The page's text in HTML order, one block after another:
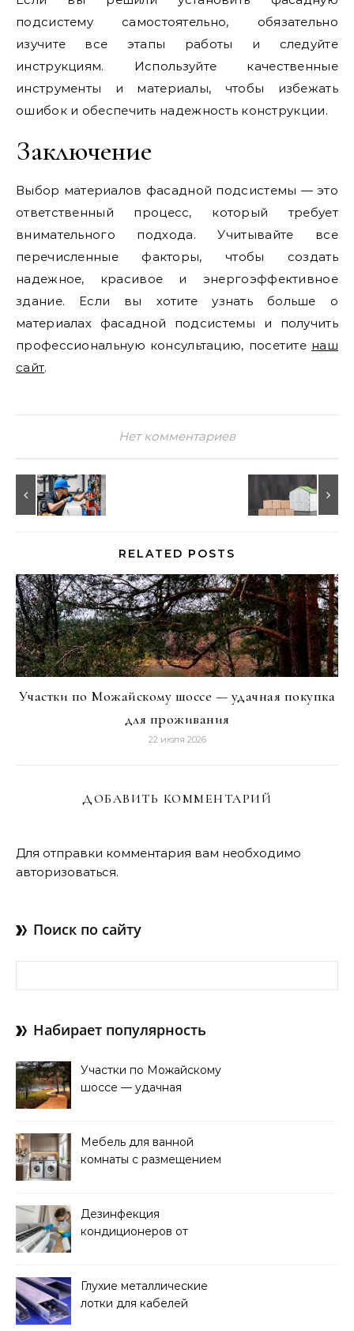
подсистему самостоятельно, обязательно
изучите все этапы работы и следуйте
инструкциям. Используйте качественные
инструменты и материалы, чтобы избежать
ошибок и обеспечить надежность конструкции.
Заключение
Выбор материалов фасадной подсистемы — это
ответственный процесс, который требует
внимательного подхода. Учитывайте все
перечисленные факторы, чтобы создать
надежное, красивое и энергоэффективное
здание. Если вы хотите узнать больше о
материалах фасадной подсистемы и получить
профессиональную консультацию, посетите наш
сайт.
Нет комментариев
RELATED POSTS
Участки по Можайскому шоссе — удачная покупка
для проживания
22 июля 2026
ДОБАВИТЬ КОММЕНТАРИЙ
Для отправки комментария вам необходимо
авторизоваться.
Поиск по сайту
Набирает популярность
Участки по Можайскому
шоссе — удачная
Мебель для ванной
комнаты с размещением
Дезинфекция
кондиционеров от
Глухие металлические
лотки для кабелей